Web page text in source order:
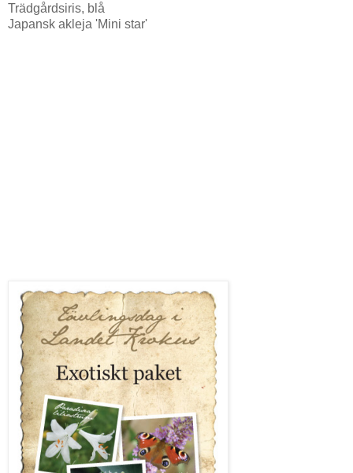
Trädgårdsiris, blå
Japansk akleja 'Mini star'